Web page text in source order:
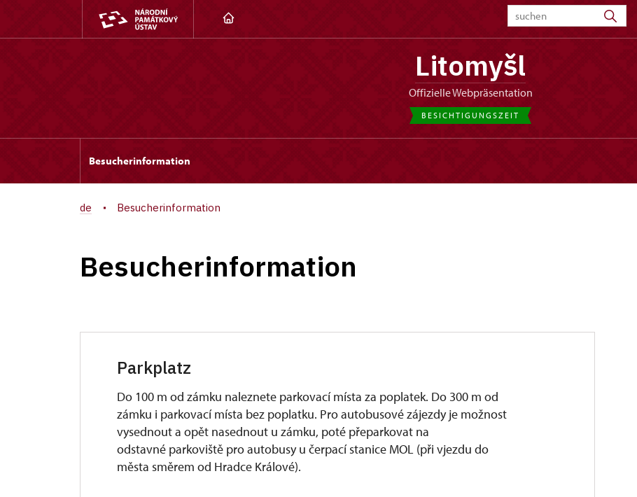
Litomyšl
offizielle Webpräsentation
BESICHTIGUNGSZEIT
Besucherinformation
de Besucherinformation
Besucherinformation
Parkplatz
Do 100 m od zámku naleznete parkovací místa za poplatek. Do 300 m od
zámku i parkovací místa bez poplatku. Pro autobusové zájezdy je možnost
vysednout a opět nasednout u zámku, poté přeparkovat na
odstavné parkoviště pro autobusy u čerpací stanice MOL (při vjezdu do
města směrem od Hradce Králové).